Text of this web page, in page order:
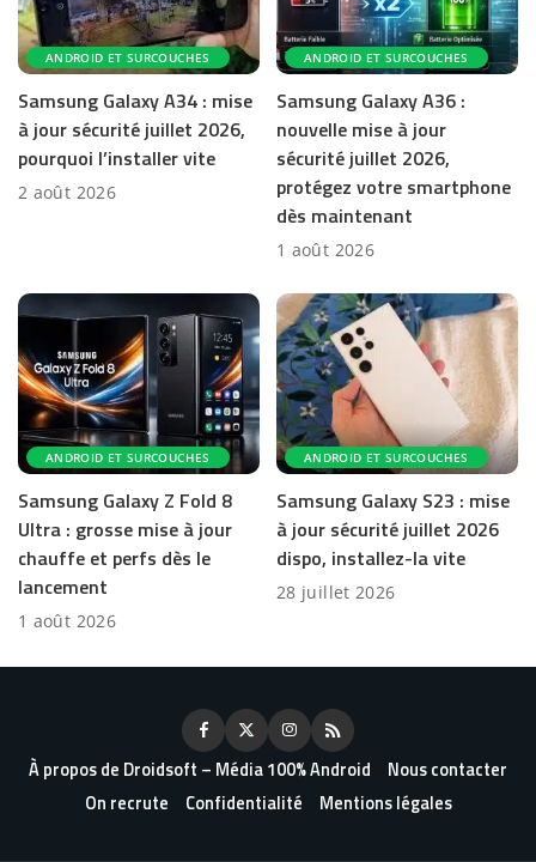
ANDROID ET SURCOUCHES
Samsung Galaxy A34 : mise
à jour sécurité juillet 2026,
pourquoi l’installer vite
2 août 2026
ANDROID ET SURCOUCHES
Samsung Galaxy A36 :
nouvelle mise à jour
sécurité juillet 2026,
protégez votre smartphone
dès maintenant
1 août 2026
ANDROID ET SURCOUCHES
Samsung Galaxy Z Fold 8
Ultra : grosse mise à jour
chauffe et perfs dès le
lancement
1 août 2026
ANDROID ET SURCOUCHES
Samsung Galaxy S23 : mise
à jour sécurité juillet 2026
dispo, installez-la vite
28 juillet 2026
À propos de Droidsoft – Média 100% Android
Nous contacter
On recrute
Confidentialité Mentions légales